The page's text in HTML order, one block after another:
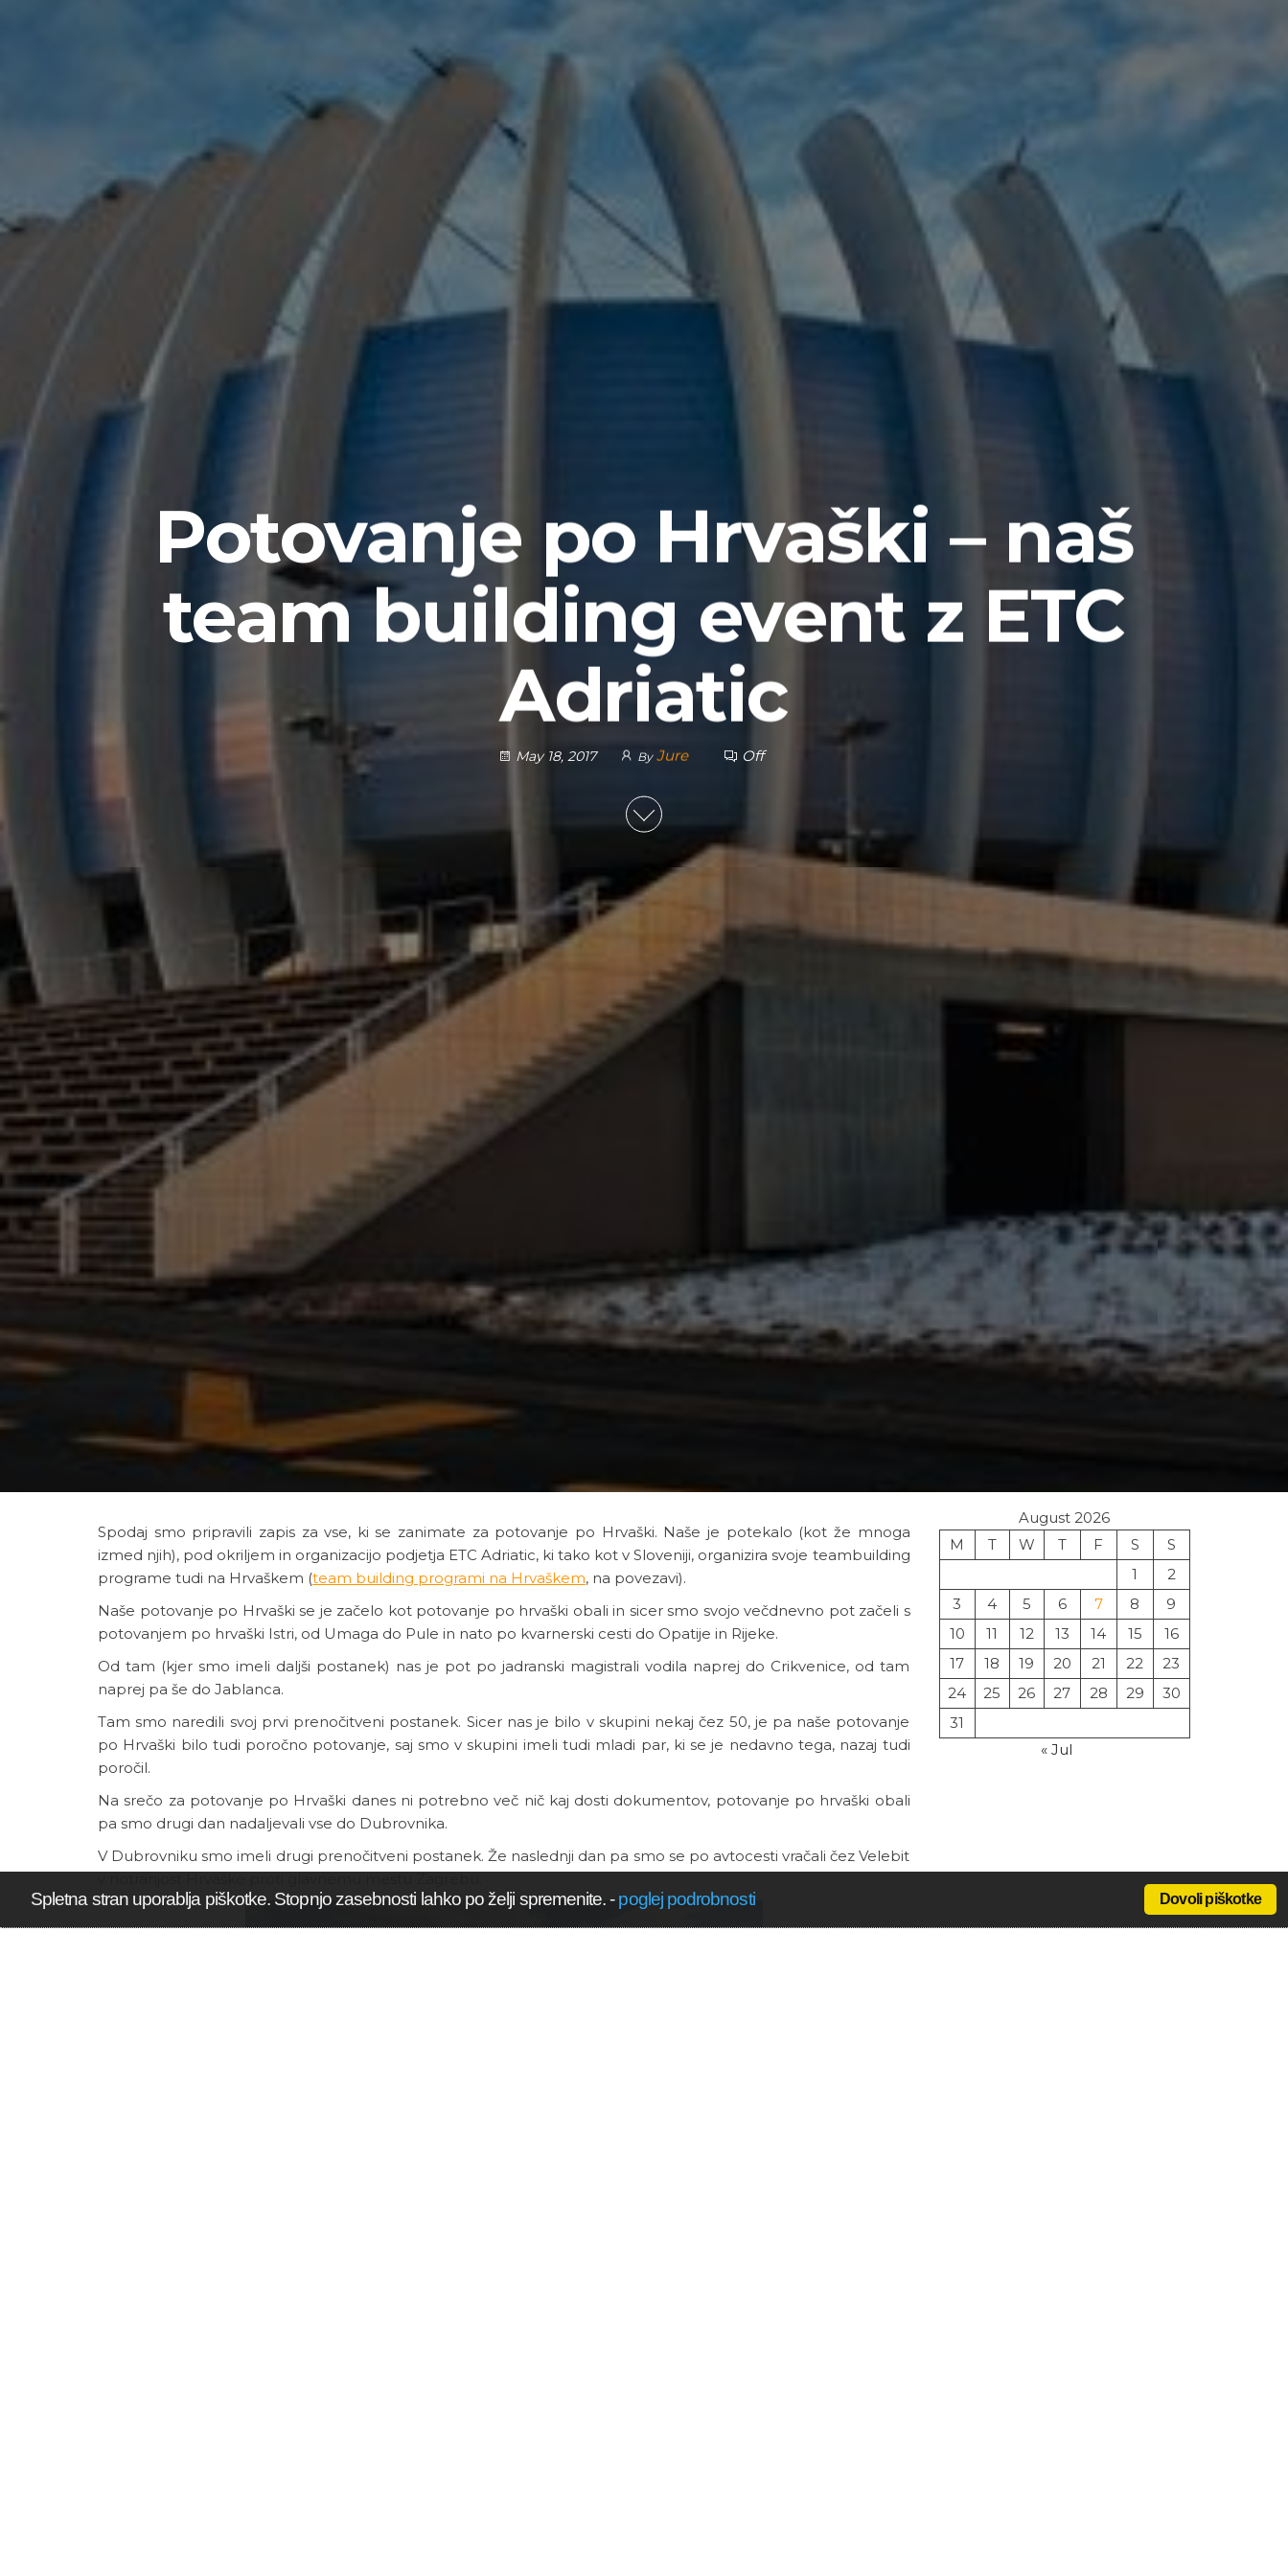
Spletna stran uporablja piškotke. Stopnjo zasebnosti lahko po želji spremenite.-poglej podrobnosti Dovoli piškotke
Potovanje po Hrvaški – naš
team building event z ETC
Adriatic
May 18, 2017 By Jure Off
Spodaj smo pripravili zapis za vse, ki se zanimate za potovanje po Hrvaški. Naše je potekalo (kot že mnoga
izmed njih), pod okriljem in organizacijo podjetja ETC Adriatic, ki tako kot v Sloveniji, organizira svoje teambuilding
programe tudi na Hrvaškem (team building programi na Hrvaškem, na povezavi).
Naše potovanje po Hrvaški se je začelo kot potovanje po hrvaški obali in sicer smo svojo večdnevno pot začeli s
potovanjem po hrvaški Istri, od Umaga do Pule in nato po kvarnerski cesti do Opatije in Rijeke.
Od tam (kjer smo imeli daljši postanek) nas je pot po jadranski magistrali vodila naprej do Crikvenice, od tam
naprej pa še do Jablanca.
Tam smo naredili svoj prvi prenočitveni postanek. Sicer nas je bilo v skupini nekaj čez 50, je pa naše potovanje
po Hrvaški bilo tudi poročno potovanje, saj smo v skupini imeli tudi mladi par, ki se je nedavno tega, nazaj tudi
poročil.
Na srečo za potovanje po Hrvaški danes ni potrebno več nič kaj dosti dokumentov, potovanje po hrvaški obali
pa smo drugi dan nadaljevali vse do Dubrovnika.
V Dubrovniku smo imeli drugi prenočitveni postanek. Že naslednji dan pa smo se po avtocesti vračali čez Velebit
August 2026
M
T W T F S
S
1
2
3
4 5 6 7 8
9
10
11 12 13 14 15
16
17
18 19 20 21 22
23
24
25 26 27 28 29
30
31
« Jul